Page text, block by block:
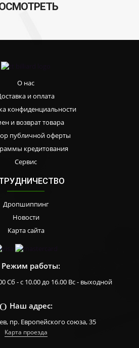
О нас
и оплата
конфиденциальности
и возврат товара
публичной оферты
кредитования
Сервис
Дропшиппинг
Новости
Карта сайта
Режим работы:
Сб - с 10.00 до 16.00 Вс - выходной
Наш адрес:
пр. Европейского союза, 35
Карта проезда